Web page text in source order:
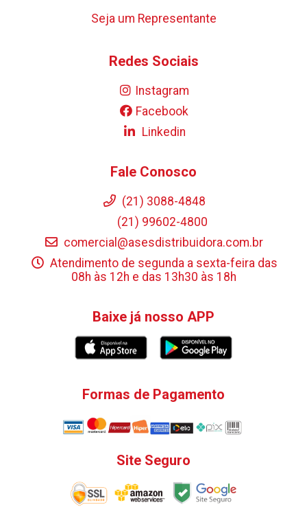
Seja um Representante
Redes Sociais
Instagram
Facebook
Linkedin
Fale Conosco
(21) 3088-4848
(21) 99602-4800
comercial@asesdistribuidora.com.br
Atendimento de segunda a sexta-feira das
08h às 12h e das 13h30 às 18h
Baixe já nosso APP
Formas de Pagamento
Site Seguro